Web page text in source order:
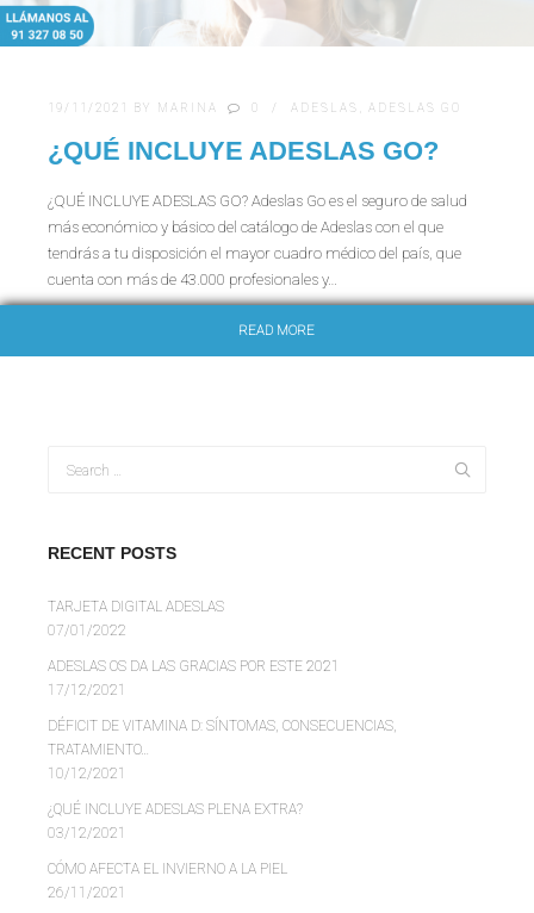
19/11/2021 BY MARINA 0 ADESLAS ADESLAS GO
¿QUÉ INCLUYE ADESLAS GO?
¿QUÉ INCLUYE ADESLAS GO? Adeslas Go es el seguro de salud
más económico y básico del catálogo de Adeslas con el que
tendrás a tu disposición el mayor cuadro médico del país, que
cuenta con más de 43.000 profesionales y…
READ MORE
RECENT POSTS
TARJETA DIGITAL ADESLAS
07/01/2022
ADESLAS OS DA LAS GRACIAS POR ESTE 2021
17/12/2021
DÉFICIT DE VITAMINA D: SÍNTOMAS, CONSECUENCIAS,
TRATAMIENTO…
10/12/2021
¿QUÉ INCLUYE ADESLAS PLENA EXTRA?
03/12/2021
CÓMO AFECTA EL INVIERNO A LA PIEL
26/11/2021